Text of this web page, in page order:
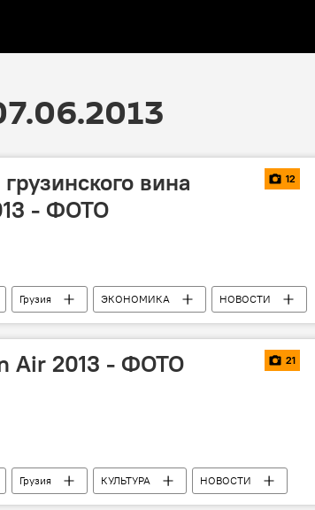
вина
- ФОТО
12
Грузия ЭКОНОМИКА НОВОСТИ
Air 2013 - ФОТО 21
Грузия КУЛЬТУРА НОВОСТИ